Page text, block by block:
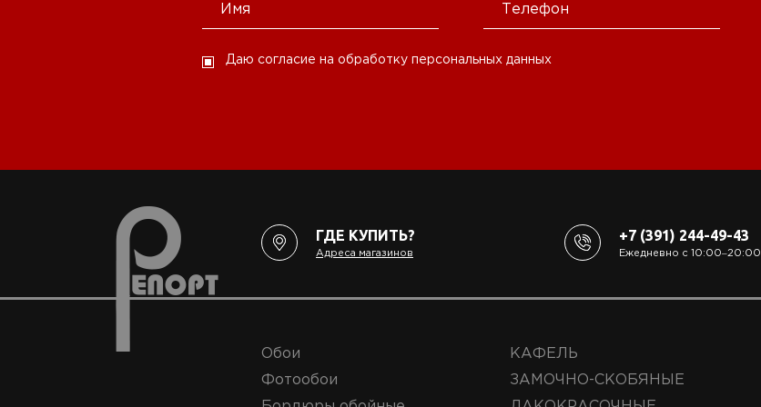
Даю согласие на обработку персональных данных
ГДЕ КУПИТЬ?
Адреса магазинов
+7 (391) 244-49-43
Ежедневно с 10:00‒20:00
Обои
Фотообои
КАФЕЛЬ
ЗАМОЧНО-СКОБЯНЫЕ